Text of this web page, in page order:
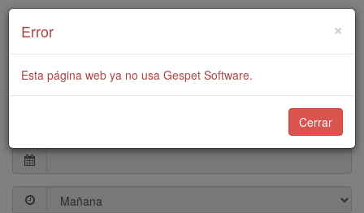
Pide cita de peluquería
para tu mascota
×
Error
Esta página web ya no usa Gespet Software.
Cerrar